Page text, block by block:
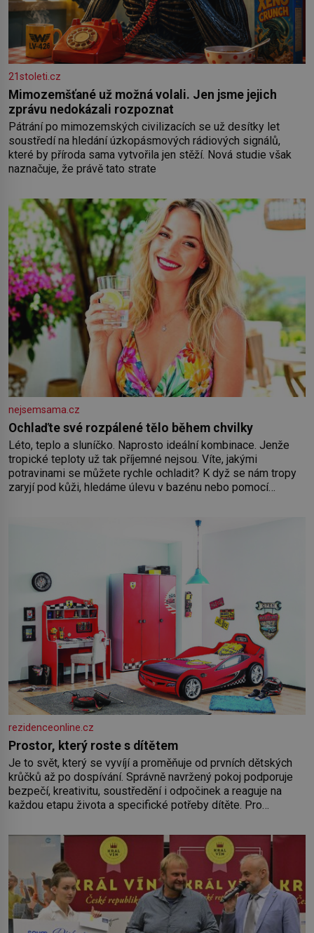
21stoleti.cz
Mimozemšťané už možná volali. Jen jsme jejich
zprávu nedokázali rozpoznat
Pátrání po mimozemských civilizacích se už desítky let
soustředí na hledání úzkopásmových rádiových signálů,
které by příroda sama vytvořila jen stěží. Nová studie však
naznačuje, že právě tato strate
nejsemsama.cz
Ochlaďte své rozpálené tělo během chvilky
Léto, teplo a sluníčko. Naprosto ideální kombinace. Jenže
tropické teploty už tak příjemné nejsou. Víte, jakými
potravinami se můžete rychle ochladit? K dyž se nám tropy
zaryjí pod kůži, hledáme úlevu v bazénu nebo pomocí
rezidenceonline.cz
Prostor, který roste s dítětem
Je to svět, který se vyvíjí a proměňuje od prvních dětských
krůčků až po dospívání. Správně navržený pokoj podporuje
bezpečí, kreativitu, soustředění i odpočinek a reaguje na
každou etapu života a specifické potřeby dítěte. Pro
by pokoj miminka měl působit především klidně a útulně.
Předškolní věk je